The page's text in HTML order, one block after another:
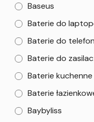
Baseus
Baterie do
Baterie do
Baterie do
Baterie kuchenne
Baterie
Baybyliss